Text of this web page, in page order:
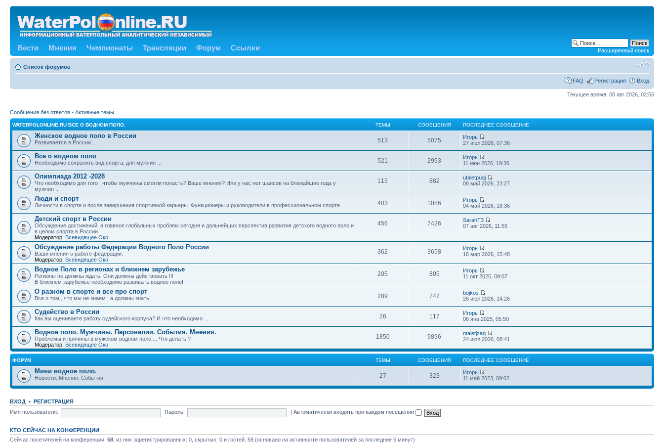
Вести Мнения Чемпионаты Трансляции Форум Ссылки Расширенный поиск
Список форумов
FAQ Регистрация Вход
Текущее время: 08 авг 2026, 02:56
Сообщения без ответов • Активные темы
WATERPOLONLINE.RU ВСЕ О ВОДНОМ ПОЛО. ТЕМЫ СООБЩЕНИЯ ПОСЛЕДНЕЕ СООБЩЕНИЕ
Женское водное поло в России
Развивается в России ... 513 5075
Игорь
27 июл 2026, 07:36
Все о водном поло
Необходимо сохранить вид спорта, для мужчин ... 521 2993
Игорь
11 июн 2026, 19:36
Олимпиада 2012 -2028
Что необходимо для того , чтобы мужчины смогли попасть? Ваше мнения? Или у нас нет шансов на ближайшие года у
мужчин ...
115 882
utaletpuqj
08 май 2026, 23:27
Люди и спорт
Личности в спорте и после завершения спортивной карьеры. Функционеры и руководители в профессиональном спорте. 403 1086
Игорь
04 май 2026, 18:36
Детский спорт в России
Обсуждение достижений, а главное глобальных проблем сегодня и дальнейших перспектив развития детского водного поло и
в целом спорта в России
Модератор: Всевидящее Око
456 7426
SarahT3
07 авг 2026, 11:55
Обсуждение работы Федерации Водного Поло России
Ваши мнения о работе федерации.
Модератор: Всевидящее Око
362 3658
Игорь
16 мар 2026, 15:48
Водное Поло в регионах и ближнем зарубежье
Регионы не должны ждать! Они должны действовать !!!
В ближнем зарубежье необходимо развивать водное поло!
205 805
Игорь
11 окт 2025, 09:07
О разном в спорте и все про спорт
Все о том , что мы не знаем , а должны знать! 289 742
bojkos
26 июл 2026, 14:26
Судейство в России
Как вы оцениваете работу судейского корпуса? И что необходимо ... 26 117
Игорь
06 янв 2025, 05:50
Водное поло. Мужчины. Персоналии. События. Мнения.
Проблемы и причины в мужском водном поло ... Что делать ?
Модератор: Всевидящее Око
1850 9896
ntaletjzaq
24 июл 2026, 08:41
ФОРУМ ТЕМЫ СООБЩЕНИЯ ПОСЛЕДНЕЕ СООБЩЕНИЕ
Мини водное поло.
Новости. Мнения. События. 27 323
Игорь
11 май 2023, 09:02
ВХОД • РЕГИСТРАЦИЯ
Имя пользователя:
Пароль: |Автоматически входить при каждом посещении
КТО СЕЙЧАС НА КОНФЕРЕНЦИИ
Сейчас посетителей на конференции: 58 , из них зарегистрированных: 0, скрытых: 0 и гостей: 58 (основано на активности пользователей за последние 5 минут)